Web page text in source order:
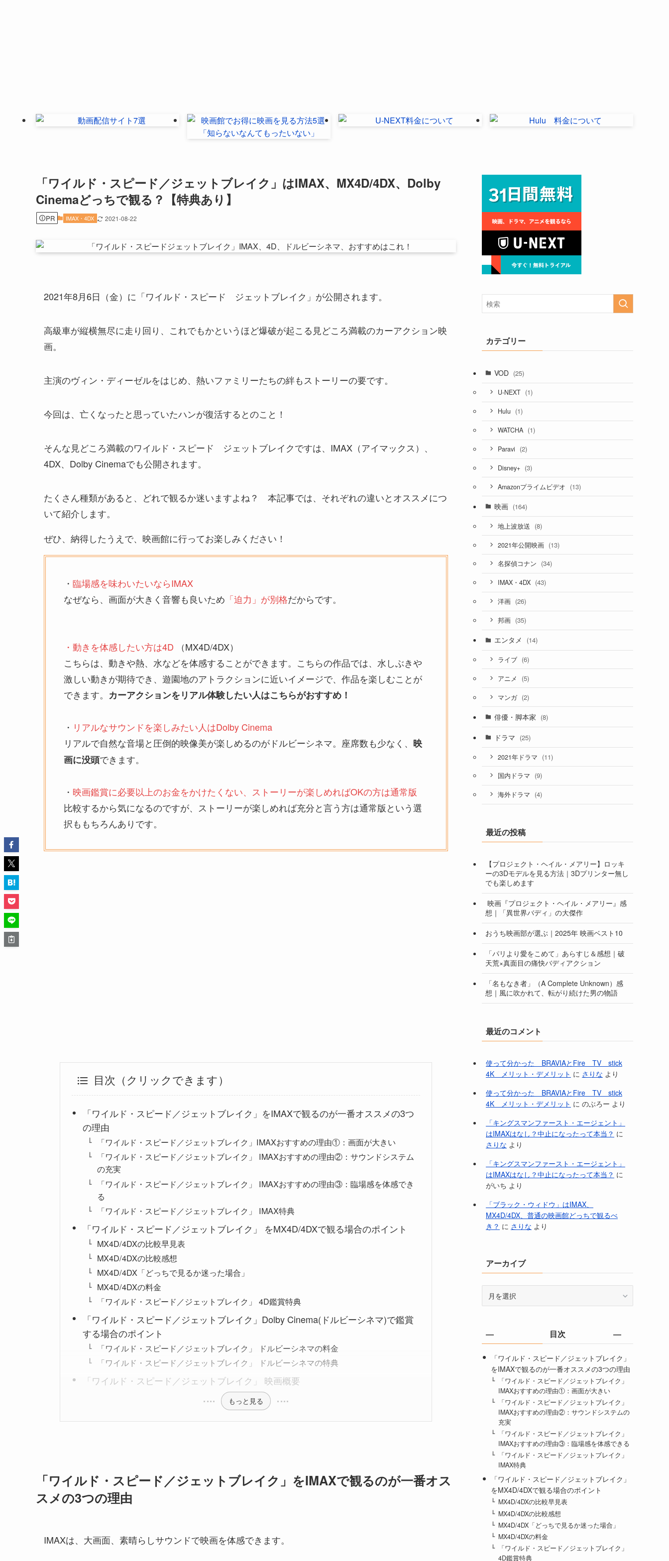
「ワイルド・スピード／ジェットブレイク」はIMAX、MX4D/4DX、Dolby
Cinemaどっちで観る？【特典あり】
PR IMAX・4DX 2021-08-22
2021年8月6日（金）に「ワイルド・スピード ジェットブレイク」が公開されます。
高級車が縦横無尽に走り回り、これでもかというほど爆破が起こる見どころ満載のカーアクション映
画。
主演のヴィン・ディーゼルをはじめ、熱いファミリーたちの絆もストーリーの要です。
今回は、亡くなったと思っていたハンが復活するとのこと！
そんな見どころ満載のワイルド・スピード ジェットブレイクですは、IMAX（アイマックス）、
4DX、Dolby Cinemaでも公開されます。
たくさん種類があると、どれで観るか迷いますよね？ 本記事では、それぞれの違いとオススメにつ
いて紹介します。
ぜひ、納得したうえで、映画館に行ってお楽しみください！
・ 臨場感を味わいたいならIMAX
なぜなら、画面が大きく音響も良いため 「迫力」が別格だからです。
・動きを体感したい方は4D （MX4D/4DX）
こちらは、動きや熱、水などを体感することができます。こちらの作品では、水しぶきや
激しい動きが期待でき、遊園地のアトラクションに近いイメージで、作品を楽しむことが
できます。 カーアクションをリアル体験したい人はこちらがおすすめ！
・ リアルなサウンドを楽しみたい人はDolby Cinema
リアルで自然な音場と圧倒的映像美が楽しめるのがドルビーシネマ。座席数も少なく、 映
画に没頭できます。
・ 映画鑑賞に必要以上のお金をかけたくない、ストーリーが楽しめればOKの方は通常版
比較するから気になるのですが、ストーリーが楽しめれば充分と言う方は通常版という選
択ももちろんありです。
目次（クリックできます）
「ワイルド・スピード／ジェットブレイク」をIMAXで観るのが一番オススメの3つ
の理由
「ワイルド・スピード／ジェットブレイク」IMAXおすすめの理由①：画面が大きい
「ワイルド・スピード／ジェットブレイク」 IMAXおすすめの理由②：サウンドシステム
の充実
「ワイルド・スピード／ジェットブレイク」 IMAXおすすめの理由③：臨場感を体感でき
る
「ワイルド・スピード／ジェットブレイク」 IMAX特典
「ワイルド・スピード／ジェットブレイク」 をMX4D/4DXで観る場合のポイント
MX4D/4DXの比較早見表
MX4D/4DXの比較感想
MX4D/4DX「どっちで見るか迷った場合」
MX4D/4DXの料金
「ワイルド・スピード／ジェットブレイク」 4D鑑賞特典
「ワイルド・スピード／ジェットブレイク」Dolby Cinema(ドルビーシネマ)で鑑賞
する場合のポイント
「ワイルド・スピード／ジェットブレイク」 ドルビーシネマの料金
「ワイルド・スピード／ジェットブレイク」 ドルビーシネマの特典
「ワイルド・スピード／ジェットブレイク」 映画概要
もっと見る
「ワイルド・スピード／ジェットブレイク」をIMAXで観るのが一番オス
スメの3つの理由
IMAXは、大画面、素晴らしサウンドで映画を体感できます。
カテゴリー
VOD (25)
U-NEXT (1)
Hulu (1)
WATCHA (1)
Paravi (2)
Disney+ (3)
Amazonプライムビデオ (13)
映画 (164)
地上波放送 (8)
2021年公開映画 (13)
名探偵コナン (34)
IMAX・4DX (43)
洋画 (26)
邦画 (35)
エンタメ (14)
ライブ (6)
アニメ (5)
マンガ (2)
俳優・脚本家 (8)
ドラマ (25)
2021年ドラマ (11)
国内ドラマ (9)
海外ドラマ (4)
最近の投稿
【プロジェクト・ヘイル・メアリー】ロッキ
ーの3Dモデルを見る方法｜3Dプリンター無し
でも楽しめます
映画『プロジェクト・ヘイル・メアリー』感
想｜「異世界バディ」の大傑作
おうち映画部が選ぶ｜2025年 映画ベスト10
「パリより愛をこめて」あらすじ＆感想｜破
天荒×真面目の痛快バディアクション
「名もなき者」（A Complete Unknown）感
想｜風に吹かれて、転がり続けた男の物語
最近のコメント
使って分かった BRAVIAとFire TV stick
4K メリット・デメリット に さりな より
使って分かった BRAVIAとFire TV stick
4K メリット・デメリット に のぶろー より
「キングスマンファースト・エージェント」
はIMAXはなし？中止になったって本当？ に
さりな より
「キングスマンファースト・エージェント」
はIMAXはなし？中止になったって本当？ に
がいち より
「ブラック・ウィドウ」はIMAX、
MX4D/4DX、普通の映画館どっちで観るべ
き？ に さりな より
アーカイブ
ブ
― 目次 ―
「ワイルド・スピード／ジェットブレイク」
をIMAXで観るのが一番オススメの3つの理由
「ワイルド・スピード／ジェットブレイク」
IMAXおすすめの理由①：画面が大きい
「ワイルド・スピード／ジェットブレイク」
IMAXおすすめの理由②：サウンドシステムの
充実
「ワイルド・スピード／ジェットブレイク」
IMAXおすすめの理由③：臨場感を体感できる
「ワイルド・スピード／ジェットブレイク」
IMAX特典
「ワイルド・スピード／ジェットブレイク」
をMX4D/4DXで観る場合のポイント
MX4D/4DXの比較早見表
MX4D/4DXの比較感想
MX4D/4DX「どっちで見るか迷った場合」
MX4D/4DXの料金
「ワイルド・スピード／ジェットブレイク」
4D鑑賞特典